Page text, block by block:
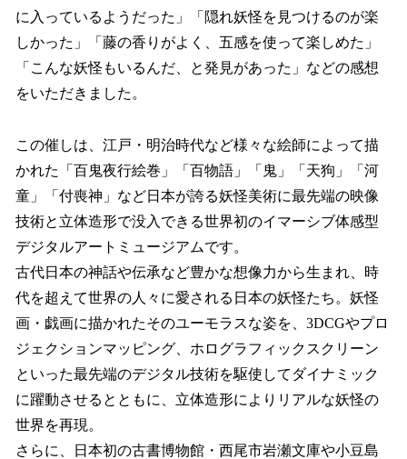
に入っているようだった」「隠れ妖怪を見つけるのが楽
しかった」「藤の香りがよく、五感を使って楽しめた」
「こんな妖怪もいるんだ、と発見があった」などの感想
をいただきました。
この催しは、江戸・明治時代など様々な絵師によって描
かれた「百鬼夜行絵巻」「百物語」「鬼」「天狗」「河
童」「付喪神」など日本が誇る妖怪美術に最先端の映像
技術と立体造形で没入できる世界初のイマーシブ体感型
デジタルアートミュージアムです。
古代日本の神話や伝承など豊かな想像力から生まれ、時
代を超えて世界の人々に愛される日本の妖怪たち。妖怪
画・戯画に描かれたそのユーモラスな姿を、3DCGやプロ
ジェクションマッピング、ホログラフィックスクリーン
といった最先端のデジタル技術を駆使してダイナミック
に躍動させるとともに、立体造形によりリアルな妖怪の
世界を再現。
さらに、日本初の古書博物館・西尾市岩瀬文庫や小豆島